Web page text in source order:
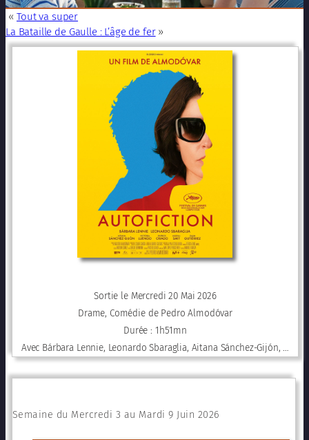
«Tout va super
La Bataille de Gaulle : L’âge de fer»
Sortie le Mercredi 20 Mai 2026
Drame, Comédie de Pedro Almodóvar
Durée : 1h51mn
Avec Bárbara Lennie, Leonardo Sbaraglia, Aitana Sánchez-Gijón, …
Semaine du Mercredi 3 au Mardi 9 Juin 2026